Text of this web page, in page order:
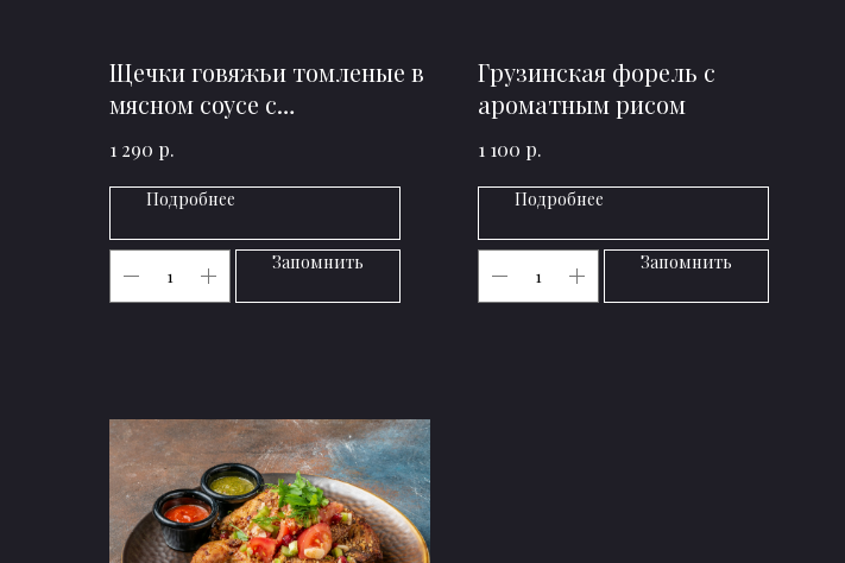
Щечки говяжьи томленые в
мясном соусе с
1 290 р.
Подробнее
Запомнить
Грузинская форель с
ароматным рисом
1 100 р.
Подробнее
Запомнить